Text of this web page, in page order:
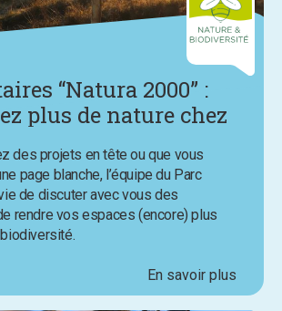
“Natura 2000” :
plus de nature chez
des projets en tête ou que vous
page blanche, l’équipe du Parc
de discuter avec vous des
rendre vos espaces (encore) plus
En savoir plus